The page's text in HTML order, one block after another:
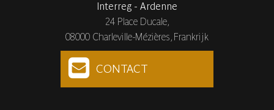
Interreg - Ardenne
24 Place Ducale,
08000 Charleville-Mézières, Frankrijk
CONTACT